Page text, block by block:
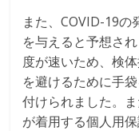
また、COVID-19
を与えると予想さ
度が速いため、検
を避けるために手
付けられました。
が着用する個人用